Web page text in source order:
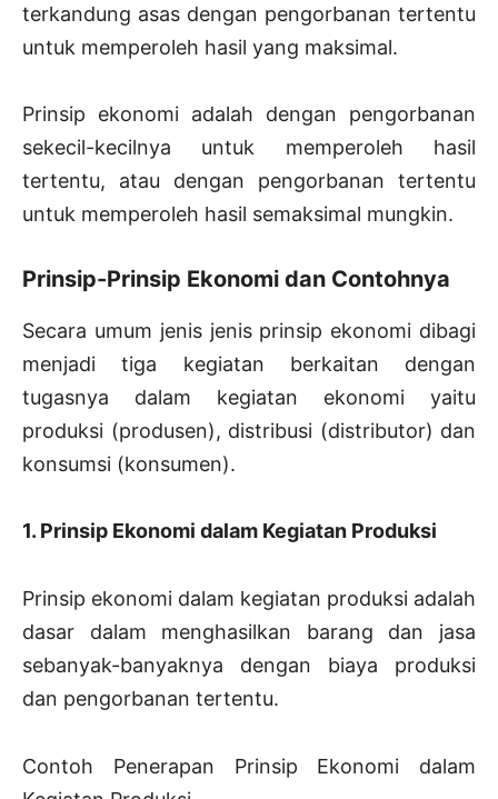
terkandung asas dengan pengorbanan tertentu
untuk memperoleh hasil yang maksimal.
Prinsip ekonomi adalah dengan pengorbanan
sekecil-kecilnya untuk memperoleh hasil
tertentu, atau dengan pengorbanan tertentu
untuk memperoleh hasil semaksimal mungkin.
Prinsip-Prinsip Ekonomi dan Contohnya
Secara umum jenis jenis prinsip ekonomi dibagi
menjadi tiga kegiatan berkaitan dengan
tugasnya dalam kegiatan ekonomi yaitu
produksi (produsen), distribusi (distributor) dan
konsumsi (konsumen).
1. Prinsip Ekonomi dalam Kegiatan Produksi
Prinsip ekonomi dalam kegiatan produksi adalah
dasar dalam menghasilkan barang dan jasa
sebanyak-banyaknya dengan biaya produksi
dan pengorbanan tertentu.
Contoh Penerapan Prinsip Ekonomi dalam